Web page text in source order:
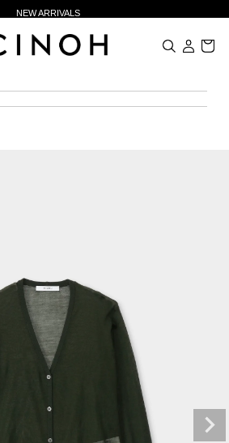
NEW ARRIVALS
員登録500ポイントプレゼント
に伴う一部業務休業のお知らせ